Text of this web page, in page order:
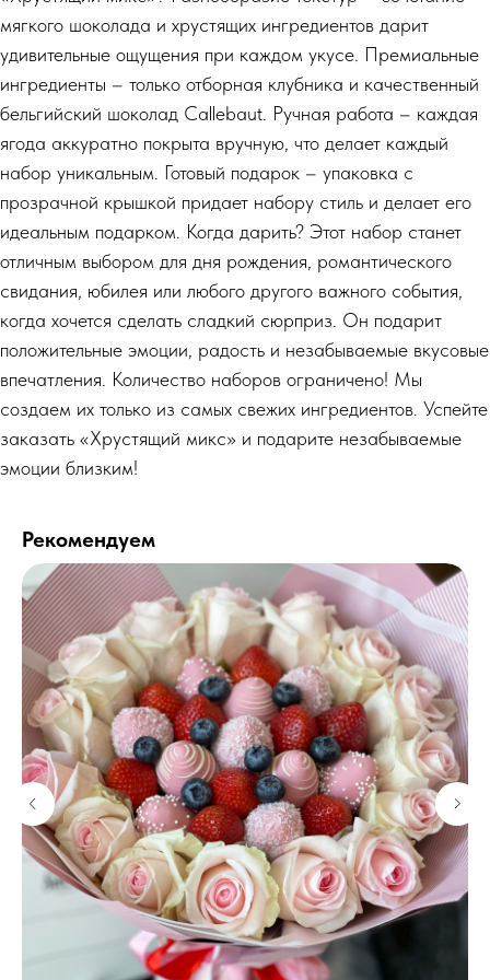
мягкого шоколада и хрустящих ингредиентов дарит
удивительные ощущения при каждом укусе. Премиальные
ингредиенты – только отборная клубника и качественный
бельгийский шоколад Callebaut. Ручная работа – каждая
ягода аккуратно покрыта вручную, что делает каждый
набор уникальным. Готовый подарок – упаковка с
прозрачной крышкой придает набору стиль и делает его
идеальным подарком. Когда дарить? Этот набор станет
отличным выбором для дня рождения, романтического
свидания, юбилея или любого другого важного события,
когда хочется сделать сладкий сюрприз. Он подарит
положительные эмоции, радость и незабываемые вкусовые
впечатления. Количество наборов ограничено! Мы
создаем их только из самых свежих ингредиентов. Успейте
заказать «Хрустящий микс» и подарите незабываемые
эмоции близким!
Рекомендуем
Упаковка
Букеты из клубники упакованы в крафт-
коробку с ручками. Подарочные корзины
ставятся в пакет с ручками.
Бесплатная открытка
К композиции прилагаем бесплатную
мини — открытку. Небольшой текст
добавьте в комментарии.